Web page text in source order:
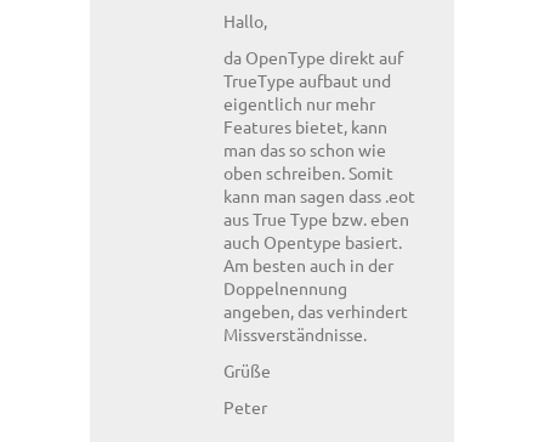
Hallo,
da OpenType direkt auf
TrueType aufbaut und
eigentlich nur mehr
Features bietet, kann
man das so schon wie
oben schreiben. Somit
kann man sagen dass .eot
aus True Type bzw. eben
auch Opentype basiert.
Am besten auch in der
Doppelnennung
angeben, das verhindert
Missverständnisse.
Grüße
Peter